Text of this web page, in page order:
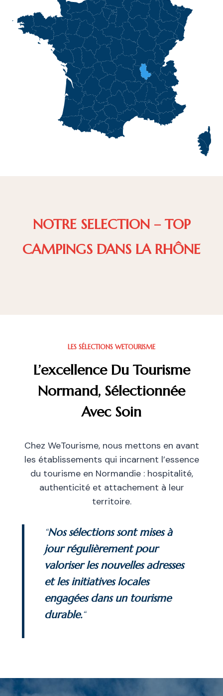
NOTRE SELECTION – TOP
CAMPINGS DANS LA RHÔNE
LES SÉLECTIONS WETOURISME
L’excellence Du Tourisme
Normand, Sélectionnée
Avec Soin
Chez WeTourisme, nous mettons en avant
les établissements qui incarnent l’essence
du tourisme en Normandie : hospitalité,
authenticité et attachement à leur
territoire.
“Nos sélections sont mises à
jour régulièrement pour
valoriser les nouvelles adresses
et les initiatives locales
engagées dans un tourisme
durable.“